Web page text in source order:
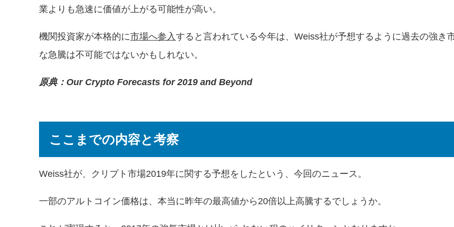
業よりも急速に価値が上がる可能性が高い。
機関投資家が本格的に市場へ参入すると言われている今年は、Weiss社が予想するように過去の強き
な急騰は不可能ではないかもしれない。
原典：Our Crypto Forecasts for 2019 and Beyond
ここまでの内容と考察
Weiss社が、クリプト市場2019年に関する予想をしたという、今回のニュース。
一部のアルトコイン価格は、本当に昨年の最高値から20倍以上高騰するでしょうか。